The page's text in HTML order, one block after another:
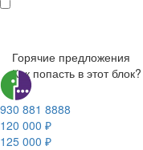
Горячие предложения
Как попасть в этот блок?
930 881 8888
120 000 ₽
125 000 ₽